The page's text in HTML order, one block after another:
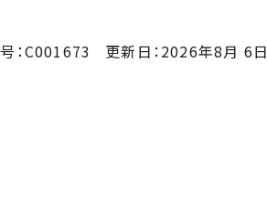
：C001673 更新日：2026年8月 6日